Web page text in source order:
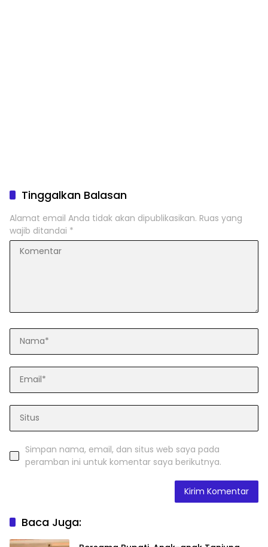
Tinggalkan Balasan
Alamat email Anda tidak akan dipublikasikan. Ruas yang
wajib ditandai *
Simpan nama, email, dan situs web saya pada
peramban ini untuk komentar saya berikutnya.
Baca Juga: